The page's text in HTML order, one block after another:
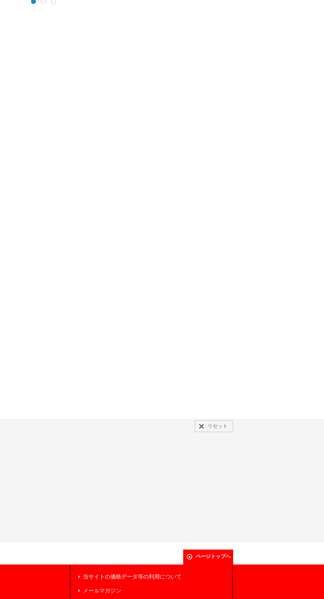
リセット
ページトップへ
当サイトの価格データ等の利用について
メールマガジン